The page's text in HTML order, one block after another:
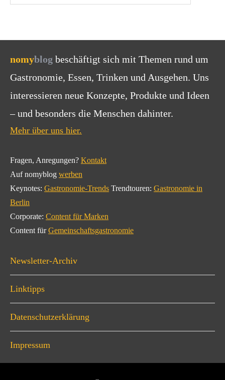
nomyblog beschäftigt sich mit Themen rund um
Gastronomie, Essen, Trinken und Ausgehen. Uns
interessieren neue Konzepte, Produkte und Ideen
– und besonders die Menschen dahinter.
Mehr über uns hier.
Fragen, Anregungen? Kontakt
Auf nomyblog werben
Keynotes: Gastronomie-Trends Trendtouren: Gastronomie in
Berlin
Corporate: Content für Marken
Content fürGemeinschaftsgastronomie
Newsletter-Archiv
Linktipps
Datenschutzerklärung
Impressum